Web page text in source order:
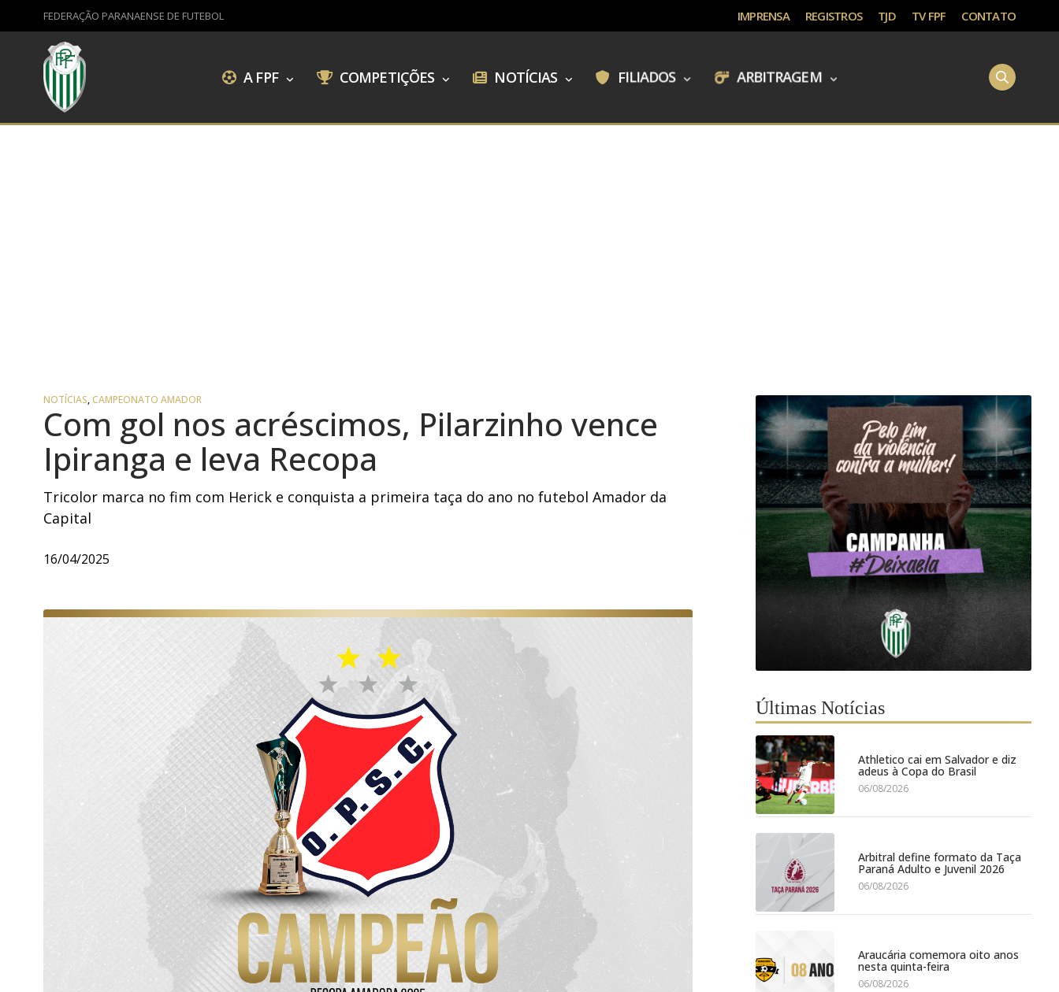
FEDERAÇÃO PARANAENSE DE FUTEBOL IMPRENSA REGISTROS TJD TV FPF CONTATO
A FPF COMPETIÇÕES NOTÍCIAS FILIADOS ARBITRAGEM
NOTÍCIAS,CAMPEONATO AMADOR
Com gol nos acréscimos, Pilarzinho vence
Ipiranga e leva Recopa
Tricolor marca no fim com Herick e conquista a primeira taça do ano no futebol Amador da
Capital
16/04/2025
Últimas Notícias
Athletico cai em Salvador e diz
adeus à Copa do Brasil
06/08/2026
Arbitral define formato da Taça
Paraná Adulto e Juvenil 2026
06/08/2026
Araucária comemora oito anos
nesta quinta-feira
06/08/2026